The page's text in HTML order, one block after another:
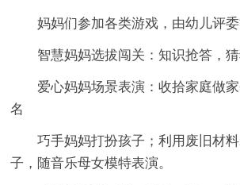
妈妈们参加各类游戏，由幼儿评委
智慧妈妈选拔闯关：知识抢答，
爱心妈妈场景表演：收拾家庭做
名
巧手妈妈打扮孩子；利用废旧材
子，随音乐母女模特表演。